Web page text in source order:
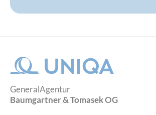
GeneralAgentur
Baumgartner & Tomasek OG